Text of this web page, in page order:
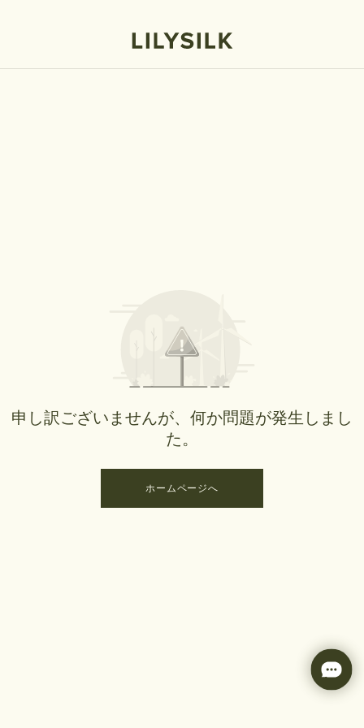
申し訳ございませんが、何か問題が発生しまし
た。
ホームページへ